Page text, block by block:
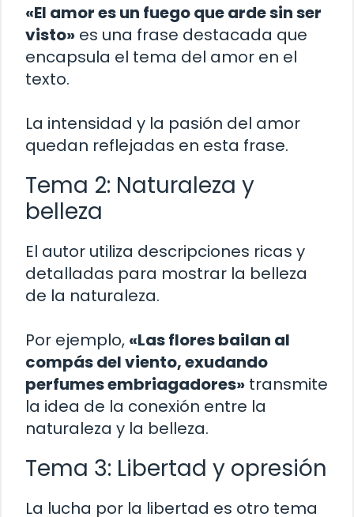
«El amor es un fuego que arde sin ser
visto» es una frase destacada que
encapsula el tema del amor en el
texto.
La intensidad y la pasión del amor
quedan reflejadas en esta frase.
Tema 2: Naturaleza y
belleza
El autor utiliza descripciones ricas y
detalladas para mostrar la belleza
de la naturaleza.
Por ejemplo, «Las flores bailan al
compás del viento, exudando
perfumes embriagadores» transmite
la idea de la conexión entre la
naturaleza y la belleza.
Tema 3: Libertad y opresión
La lucha por la libertad es otro tema